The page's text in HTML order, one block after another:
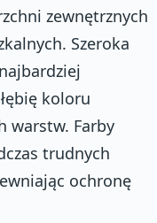
zewnętrznych
Szeroka
koloru
warstw. Farby
trudnych
ochronę